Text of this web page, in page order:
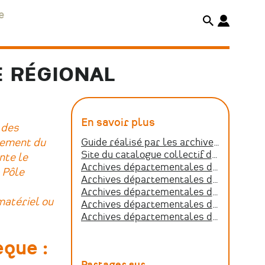
RÉGIONAL
du
le
ou
:
En savoir plus
Guide réalisé par les archives d'État du Valais pour la gestion des archives as…
Site du catalogue collectif de France
Archives départementales de Loire-Atlantique concernant les archives privées
Archives départementales de Mayenne concernant les archives privées
Archives départementales de la Sarthe concernant les archives privées
Archives départementales de la Vendée concernant les archives privées
Archives départementales du Maine-et-Loire concernant les archives privées